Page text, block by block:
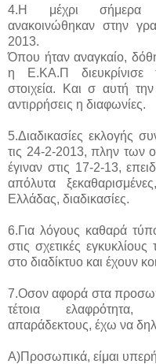
4.Η μέχρι σήμερα
ανακοινώθηκαν στην
2013.
Όπου ήταν αναγκαίο,
η Ε.ΚΑ.Π διευκρίνισε
στοιχεία. Και σ αυτή
αντιρρήσεις η διαφωνίες.
5.Διαδικασίες εκλογής
τις 24-2-2013, πλην
έγιναν στις 17-2-13,
απόλυτα
Ελλάδας, διαδικασίες.
6.Για λόγους καθαρά
στις σχετικές
στο διαδίκτυο και έχουν
7.Οσον αφορά στα
τέτοια ελαφρότητα,
απαράδεκτους, έχω να
Α)Προσωπικά, είμαι